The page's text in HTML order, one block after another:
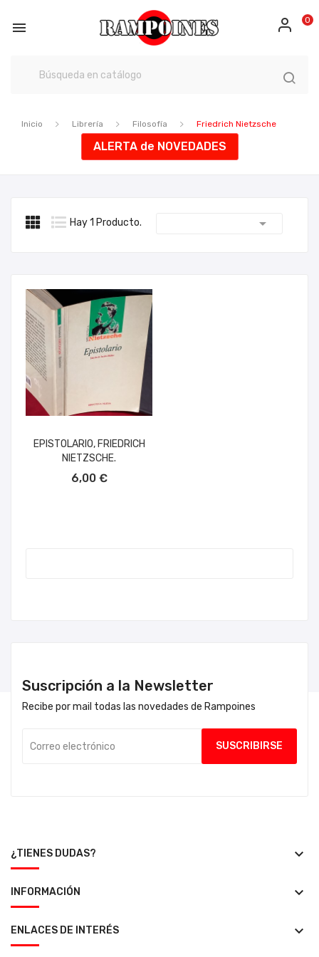
 0
Inicio Librería Filosofía Friedrich Nietzsche
ALERTA de NOVEDADES
Hay 1 Producto. 
EPISTOLARIO, FRIEDRICH
NIETZSCHE.
6,00 €
Suscripción a la Newsletter
Recibe por mail todas las novedades de Rampoines
¿TIENES DUDAS? keyboard_arrow_down
INFORMACIÓN keyboard_arrow_down
ENLACES DE INTERÉS keyboard_arrow_down